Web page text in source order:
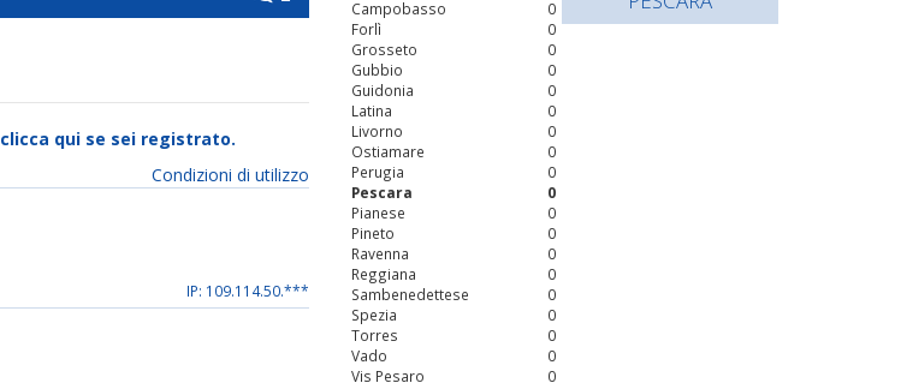
clicca qui se sei registrato.
Condizioni di utilizzo
IP: 109.114.50.***
0
Campobasso
0
Forlì
0
Grosseto
0
Gubbio
0
Guidonia
0
Latina
0
Livorno
0
Ostiamare
0
Perugia
0
Pescara
0
Pianese
0
Pineto
0
Ravenna
0
Reggiana
0
Sambenedettese
0
Spezia
0
Torres
0
Vado
0
Vis Pesaro